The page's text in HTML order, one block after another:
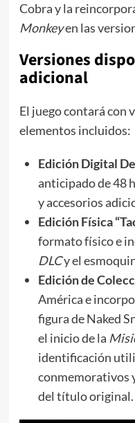
Cobra y la
Monkeyen las
Versiones
adicional
El juego contará con
elementos incluidos:
Edición Digital
anticipado de 48
y accesorios
Edición Física
formato físico e
DLCy el
Edición de
América e
figura de Naked
el inicio de la
identificación
conmemorativos
del título original.